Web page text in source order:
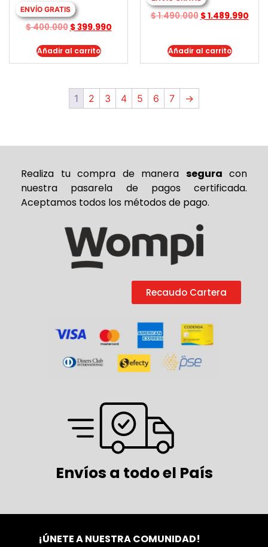
ENVÍO GRATIS
$400.000 $399.990
Añadir al carrito
$1.490.000 $1.489.990
Añadir al carrito
1 2 3 4 5 6 7 →
Realiza tu compra de manera segura con
nuestra pasarela de pagos certificada.
Aceptamos todos los métodos de pago.
Recaudo Cartera
Envíos a todo el País
¡ÚNETE A NUESTRA COMUNIDAD!